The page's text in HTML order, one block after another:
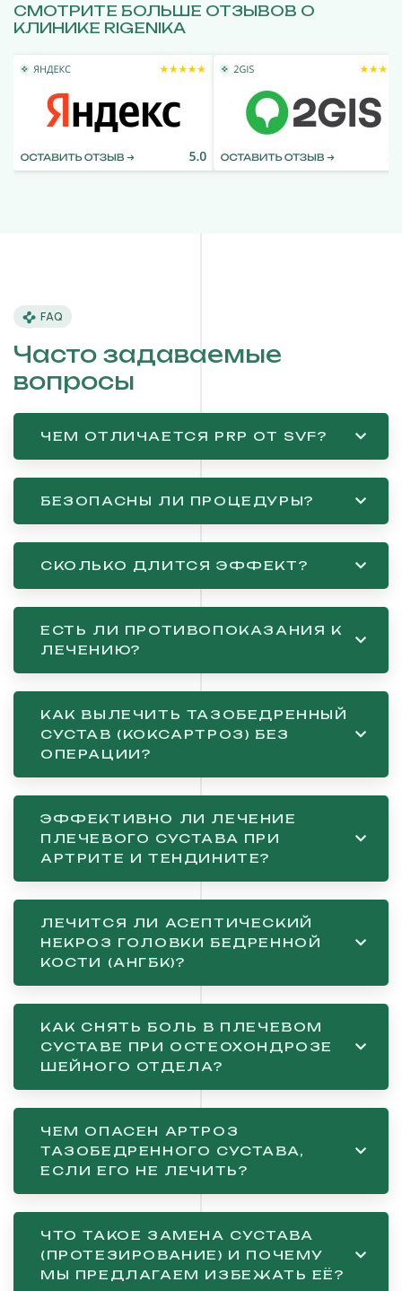
СМОТРИТЕ БОЛЬШЕ ОТЗЫВОВ О
КЛИНИКЕ RIGENIKA
FAQ
Часто задаваемые
вопросы
ЧЕМ ОТЛИЧАЕТСЯ PRP ОТ SVF?
БЕЗОПАСНЫ ЛИ ПРОЦЕДУРЫ?
СКОЛЬКО ДЛИТСЯ ЭФФЕКТ?
ЕСТЬ ЛИ ПРОТИВОПОКАЗАНИЯ К
ЛЕЧЕНИЮ?
КАК ВЫЛЕЧИТЬ ТАЗОБЕДРЕННЫЙ
СУСТАВ (КОКСАРТРОЗ) БЕЗ
ОПЕРАЦИИ?
ЭФФЕКТИВНО ЛИ ЛЕЧЕНИЕ
ПЛЕЧЕВОГО СУСТАВА ПРИ
АРТРИТЕ И ТЕНДИНИТЕ?
ЛЕЧИТСЯ ЛИ АСЕПТИЧЕСКИЙ
НЕКРОЗ ГОЛОВКИ БЕДРЕННОЙ
КОСТИ (АНГБК)?
КАК СНЯТЬ БОЛЬ В ПЛЕЧЕВОМ
СУСТАВЕ ПРИ ОСТЕОХОНДРОЗЕ
ШЕЙНОГО ОТДЕЛА?
ЧЕМ ОПАСЕН АРТРОЗ
ТАЗОБЕДРЕННОГО СУСТАВА,
ЕСЛИ ЕГО НЕ ЛЕЧИТЬ?
ЧТО ТАКОЕ ЗАМЕНА СУСТАВА
(ПРОТЕЗИРОВАНИЕ) И ПОЧЕМУ
МЫ ПРЕДЛАГАЕМ ИЗБЕЖАТЬ ЕЁ?